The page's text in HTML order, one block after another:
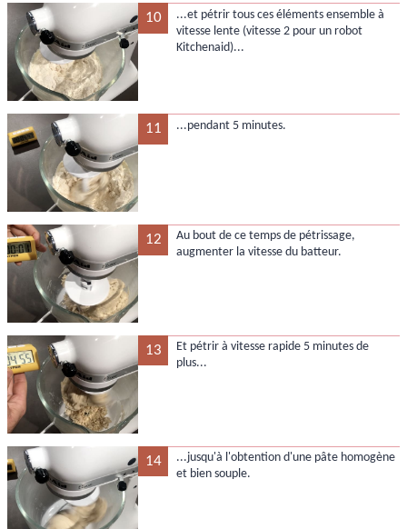
10
...et pétrir tous ces éléments ensemble à
vitesse lente (vitesse 2 pour un robot
Kitchenaid)...
11 ...pendant 5 minutes.
12
Au bout de ce temps de pétrissage,
augmenter la vitesse du batteur.
13
Et pétrir à vitesse rapide 5 minutes de
plus...
14
...jusqu'à l'obtention d'une pâte homogène
et bien souple.